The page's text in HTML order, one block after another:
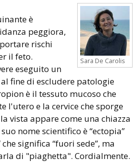
Sara De Carolis
è
peggiora,
rischi
il feto.
eseguito un
fine di escludere patologie
è il tessuto mucoso che
l'utero e la cervice che sporge
vista appare come una chiazza
nome scientifico è “ectopia”
significa “fuori sede”, ma
di "piaghetta". Cordialmente.